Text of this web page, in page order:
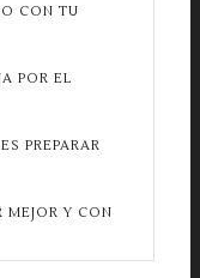
CON TU
POR EL
PREPARAR
MEJOR Y CON